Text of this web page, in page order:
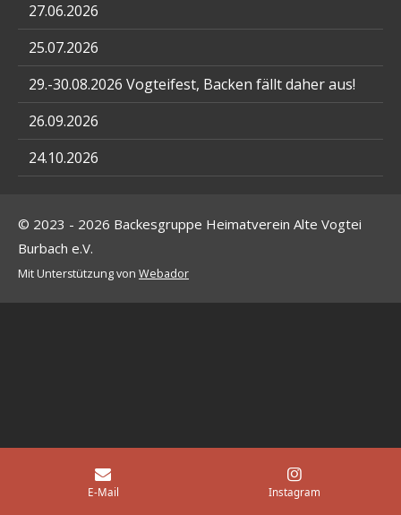
27.06.2026
25.07.2026
29.-30.08.2026 Vogteifest, Backen fällt daher aus!
26.09.2026
24.10.2026
© 2023 - 2026 Backesgruppe Heimatverein Alte Vogtei
Burbach e.V.
Mit Unterstützung von Webador
E-Mail Instagram